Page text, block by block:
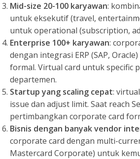
Mid-size 20-100 karyawan:
untuk eksekutif (travel,
untuk operational (subscription,
Enterprise 100+ karyawan:
dengan integrasi ERP (SAP,
formal. Virtual card untuk specific
departemen.
Startup yang scaling cepat:
issue dan adjust limit. Saat reach
pertimbangkan corporate card
Bisnis dengan banyak vendor
corporate card dengan multi-
Mastercard Corporate) untuk